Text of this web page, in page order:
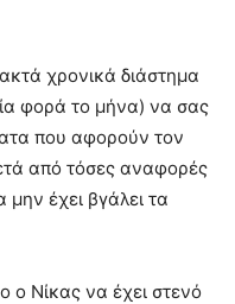
χρονικά διάστημα
φορά το μήνα) να σας
που αφορούν τον
από τόσες αναφορές
μην έχει βγάλει τα
ο Νίκας να έχει στενό